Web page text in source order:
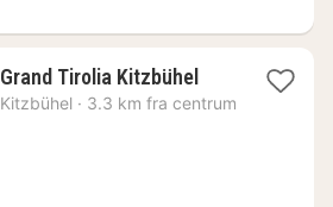
Grand Tirolia Kitzbühel1
nat
Kitzbühel · 3.3 km fra centrum